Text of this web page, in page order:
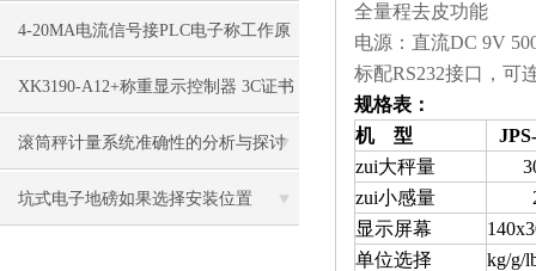
电子秤特点
4-20MA电流信号接PLC电子称工作原
理
XK3190-A12+称重显示控制器 3C证书
滚筒秤计量系统准确性的分析与探讨​
坑式电子地磅如果选择安装位置
全量程去皮功能
电源：直流DC 9V
标配RS232接口，可
规格表：
机 型
zui大秤量
zui小感量
显示屏幕
单位选择
kg/g/